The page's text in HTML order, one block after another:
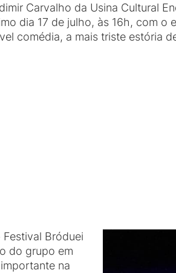
Carvalho da Usina Cultural
dia 17 de julho, às 16h, com o
comédia, a mais triste estória
Bróduei
do grupo em
na